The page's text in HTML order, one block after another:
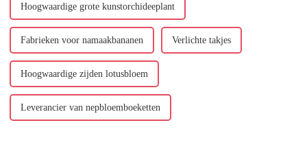
Hoogwaardige grote kunstorchideeplant
Fabrieken voor namaakbananen Verlichte takjes
Hoogwaardige zijden lotusbloem
Leverancier van nepbloemboeketten